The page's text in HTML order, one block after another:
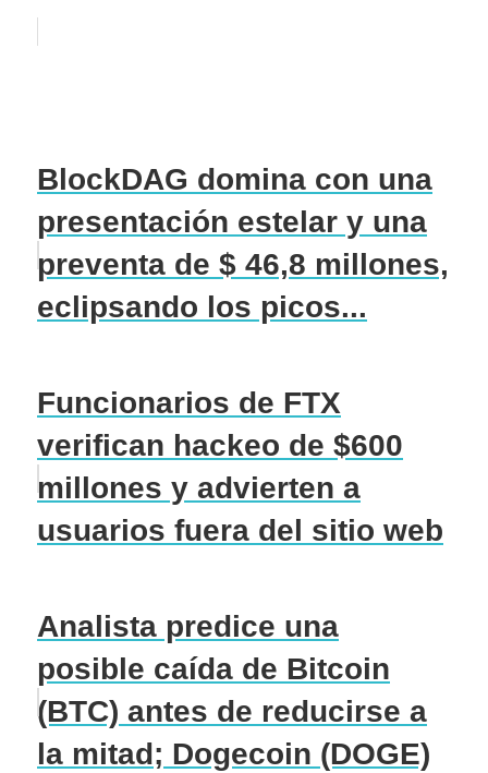
BlockDAG domina con una
presentación estelar y una
preventa de $ 46,8 millones,
eclipsando los picos...
Funcionarios de FTX
verifican hackeo de $600
millones y advierten a
usuarios fuera del sitio web
Analista predice una
posible caída de Bitcoin
(BTC) antes de reducirse a
la mitad; Dogecoin (DOGE)